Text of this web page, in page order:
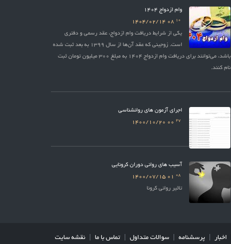
وام ازدواج 1404
10
1404/02/14
یکی از شرایط دریافت وام ازدواج، عقد رسمی و دفتری
است. زوجینی که عقد آن‌ها از سال 1399 به بعد ثبت شده
باشد، می‌توانند برای دریافت وام ازدواج 1404 به مبلغ 300 میلیون تومان ثبت
نام کنند.
اجرای آزمون های روانشناسی
27
1400/10/20
آسیب های روانی دوران کرونایی
08
1400/07/15
تاثیر روانی کرونا
اخبار پرسشنامه سوالات متداول تماس با ما نقشه سایت